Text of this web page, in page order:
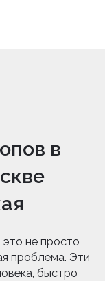
в
не просто
проблема. Эти
быстро